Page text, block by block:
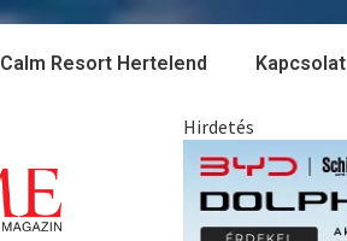
Calm Resort Hertelend Kapcsolat
Hirdetés